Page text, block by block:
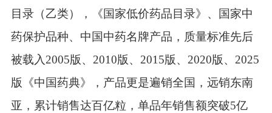
目录（乙类），《国家低价药品目录》、国家中
药保护品种、中国中药名牌产品，质量标准先后
被载入2005版、2010版、2015版、2020版、2025
版《中国药典》，产品更是遍销全国，远销东南
亚，累计销售达百亿粒，单品年销售额突破5亿